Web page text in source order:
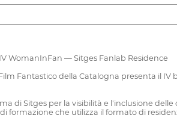
WomanInFan — Sitges Fanlab Residence
Fantastico della Catalogna presenta il
di Sitges per la visibilità e l'inclusione
formazione che utilizza il formato di